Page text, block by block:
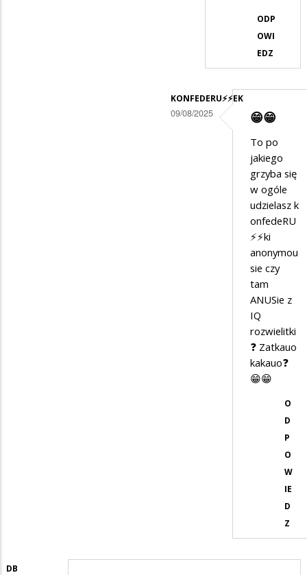
ODP
OWI
EDZ
KONFEDERU⚡️⚡️EK
09/08/2025 😁😁
To po
jakiego
grzyba się
w ogóle
udzielasz k
onfedeRU
⚡️⚡️ki
anonymou
sie czy
tam
ANUSie z
IQ
rozwielitki
❓ Zatkauo
kakauo❓
😁😁
O
D
P
O
W
IE
D
Z
DB